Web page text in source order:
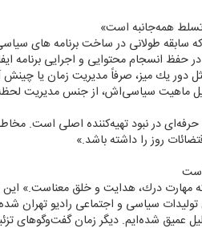
همه‌جانبه است»
كه سابقه طولانی در ساخت برنامه های
حفظ انسجام محتوایی و اجرایی برنامه
دور یك میز، صرفاً مدیریت زمان یا
ماهیت سیاسی‌اش، از جنس مدیریت
در نبود تهیه‌كننده اصلی است.
روز را داشته باشد.»
كه مهارت درك، هدایت و خلق معناست.»
سیاسی و اجتماعی رادیو تهران
عمیق شده‌ایم. دیگر زمان گفت‌وگوهای